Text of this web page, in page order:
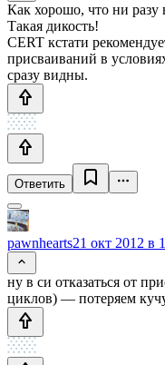
Как хорошо, что ни разу
Такая дикость!
CERT кстати
присваиваний в
сразу видны.
Ответить
pawnhearts21 окт 2012 в
ну в си отказаться от
циклов) — потеряем